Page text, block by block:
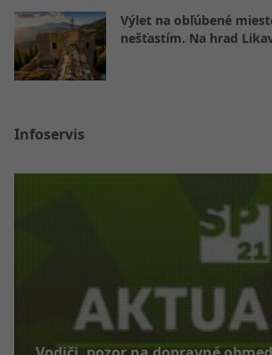
Výlet na obľúbené
nešťastím. Na hrad
Infoservis